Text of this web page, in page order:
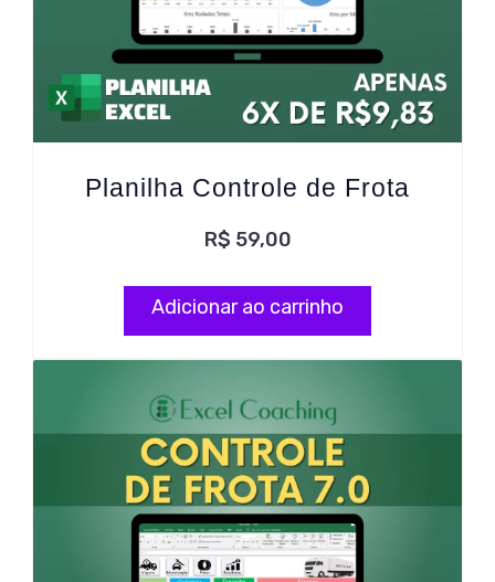
Planilha Controle de Frota
R$ 59,00
Adicionar ao carrinho